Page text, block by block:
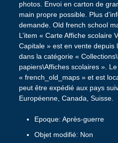
photos. Envoi en carton de
main propre possible. Plus
demande. Old french school
L’item « Carte Affiche scolaire
Capitale » est en vente depuis
dans la catégorie «
papiers\Affiches scolaires ».
« french_old_maps » et est
peut être expédié aux pays
Européenne, Canada, Suisse.
Epoque: Après-guerre
Objet modifié: Non